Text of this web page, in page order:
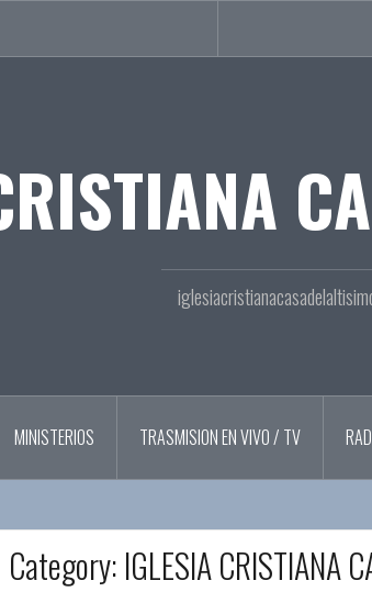
MINISTERIOS TRASMISION EN VIVO / TV
Category: IGLESIA CRISTIANA